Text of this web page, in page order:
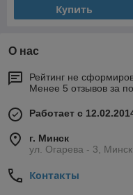
Купить
О нас
Рейтинг не
Менее 5 отзывов за
Работает с
г. Минск
ул. Огарева - 3,
Контакты